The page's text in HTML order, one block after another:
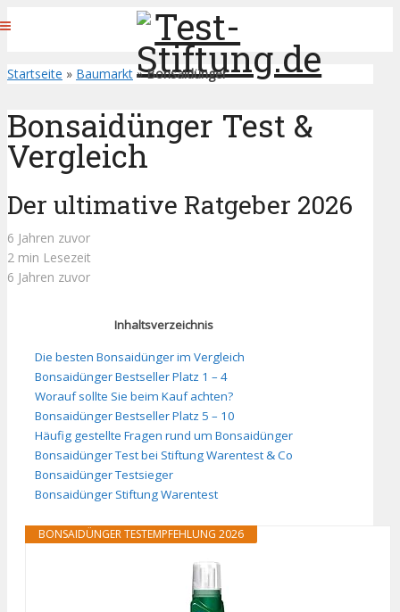
Startseite » Baumarkt »Bonsaidünger
Bonsaidünger Test &
Vergleich
Der ultimative Ratgeber 2026
6 Jahren zuvor
2 min Lesezeit
6 Jahren zuvor
Inhaltsverzeichnis
Die besten Bonsaidünger im Vergleich
Bonsaidünger Bestseller Platz 1 – 4
Worauf sollte Sie beim Kauf achten?
Bonsaidünger Bestseller Platz 5 – 10
Häufig gestellte Fragen rund um Bonsaidünger
Bonsaidünger Test bei Stiftung Warentest & Co
Bonsaidünger Testsieger
Bonsaidünger Stiftung Warentest
BONSAIDÜNGER TESTEMPFEHLUNG 2026